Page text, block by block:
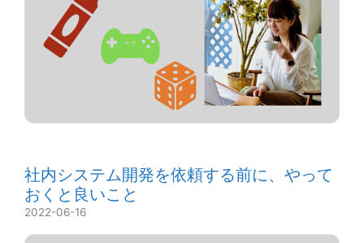
社内システム開発を依頼する前に、やって
おくと良いこと
2022-06-16